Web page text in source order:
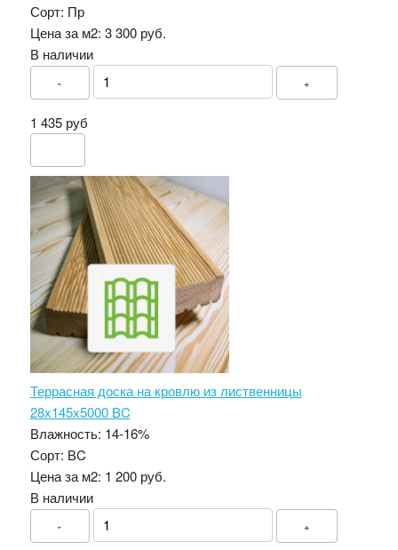
Сорт: Пр
Цена за м2: 3 300 руб.
В наличии
- +
1 435 руб
Террасная доска на кровлю из лиственницы
28x145x5000 BC
Влажность: 14-16%
Сорт: ВC
Цена за м2: 1 200 руб.
В наличии
- +